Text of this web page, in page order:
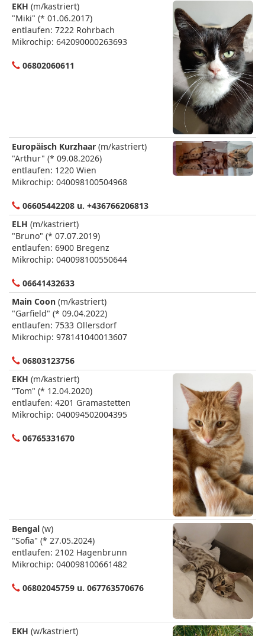
EKH (m/kastriert)
"Miki" (* 01.06.2017)
entlaufen: 7222 Rohrbach
Mikrochip: 642090000263693
06802060611
Europäisch Kurzhaar (m/kastriert)
"Arthur" (* 09.08.2026)
entlaufen: 1220 Wien
Mikrochip: 040098100504968
06605442208 u. +436766206813
ELH (m/kastriert)
"Bruno" (* 07.07.2019)
entlaufen: 6900 Bregenz
Mikrochip: 040098100550644
06641432633
Main Coon (m/kastriert)
"Garfield" (* 09.04.2022)
entlaufen: 7533 Ollersdorf
Mikrochip: 978141040013607
06803123756
EKH (m/kastriert)
"Tom" (* 12.04.2020)
entlaufen: 4201 Gramastetten
Mikrochip: 040094502004395
06765331670
Bengal (w)
"Sofia" (* 27.05.2024)
entlaufen: 2102 Hagenbrunn
Mikrochip: 040098100661482
06802045759 u. 067763570676
EKH (w/kastriert)